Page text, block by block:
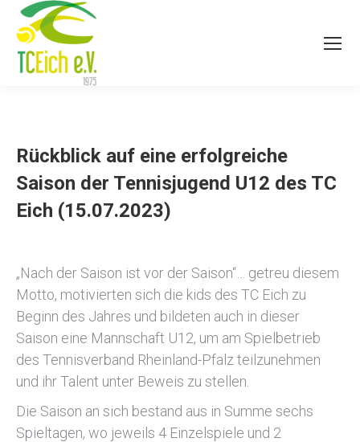
Rückblick auf eine erfolgreiche
Saison der Tennisjugend U12 des TC
Eich (15.07.2023)
„Nach der Saison ist vor der Saison“… getreu diesem
Motto, motivierten sich die kids des TC Eich zu
Beginn des Jahres und bildeten auch in dieser
Saison eine Mannschaft U12, um am Spielbetrieb
des Tennisverband Rheinland-Pfalz teilzunehmen
und ihr Talent unter Beweis zu stellen.
Die Saison an sich bestand aus in Summe sechs
Spieltagen, wo jeweils 4 Einzelspiele und 2